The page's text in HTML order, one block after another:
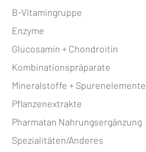
B-Vitamingruppe
Enzyme
Glucosamin + Chondroitin
Kombinationspräparate
Mineralstoffe + Spurenelemente
Pflanzenextrakte
Pharmatan Nahrungsergänzung
Spezialitäten/Anderes